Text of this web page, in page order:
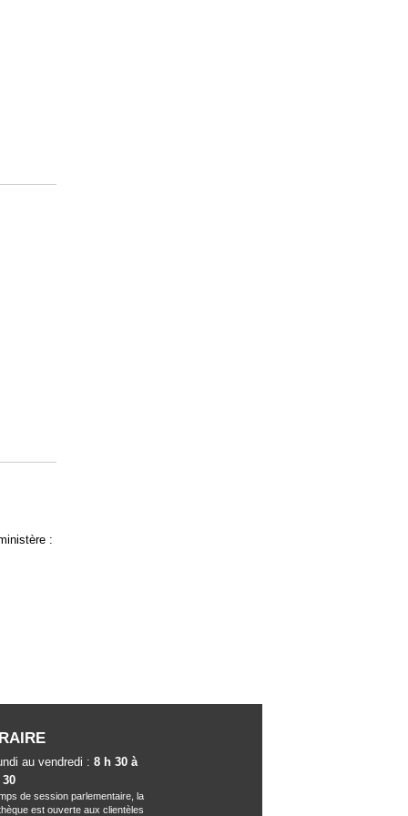
:
au vendredi :8 h 30 à
30
de session parlementaire, la
est ouverte aux clientèles